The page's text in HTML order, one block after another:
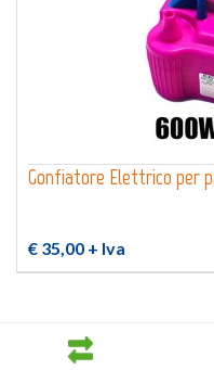
Gonfiatore Elettrico per
€ 35,00 + Iva